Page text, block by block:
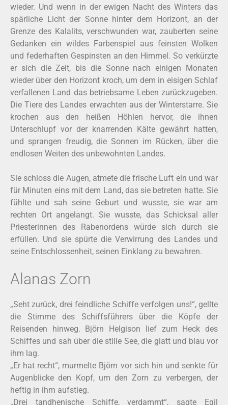
wieder. Und wenn in der ewigen Nacht des Winters das
spärliche Licht der Sonne hinter dem Horizont, an der
Grenze des Kalalits, verschwunden war, zauberten seine
Gedanken ein wildes Farbenspiel aus feinsten Wolken
und federhaften Gespinsten an den Himmel. So verkürzte
er sich die Zeit, bis die Sonne nach einigen Monaten
wieder über den Horizont kroch, um dem in eisigen Schlaf
verfallenen Land das betriebsame Leben zurückzugeben.
Die Tiere des Landes erwachten aus der Winterstarre. Sie
krochen aus den heißen Höhlen hervor, die ihnen
Unterschlupf vor der knarrenden Kälte gewährt hatten,
und sprangen freudig, die Sonnen im Rücken, über die
endlosen Weiten des unbewohnten Landes.
Sie schloss die Augen, atmete die frische Luft ein und war
für Minuten eins mit dem Land, das sie betreten hatte. Sie
fühlte und sah seine Geburt und wusste, sie war am
rechten Ort angelangt. Sie wusste, das Schicksal aller
Priesterinnen des Rabenordens würde sich durch sie
erfüllen. Und sie spürte die Verwirrung des Landes und
seine Entschlossenheit, seinen Einklang zu bewahren.
Alanas Zorn
„Seht zurück, drei feindliche Schiffe verfolgen uns!“, gellte
die Stimme des Schiffsführers über die Köpfe der
Reisenden hinweg. Björn Helgison lief zum Heck des
Schiffes und sah über die stille See, die glatt und blau vor
ihm lag.
„Er hat recht“, murmelte Björn vor sich hin und senkte für
Augenblicke den Kopf, um den Zorn zu verbergen, der
heftig in ihm aufstieg.
„Drei tandhenische Schiffe, verdammt“, sagte Egil